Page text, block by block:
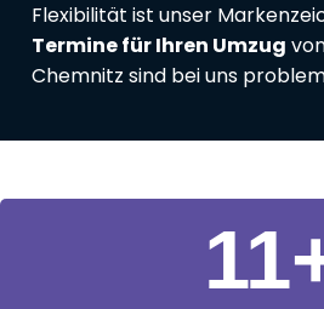
Flexibilität ist unser
Termine für Ihren Umzug
Chemnitz sind bei uns
11